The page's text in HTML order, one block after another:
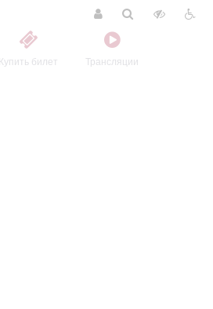
Купить билет Трансляции